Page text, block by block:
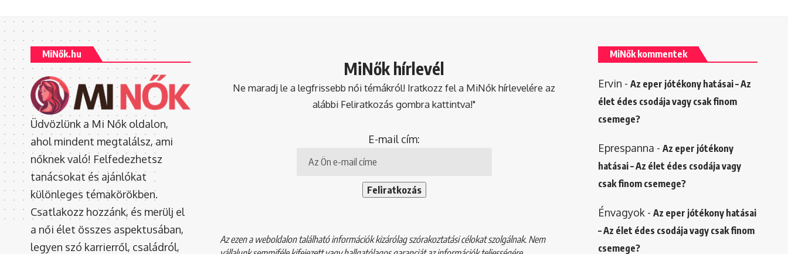
MiNők.hu
Üdvözlünk a Mi Nők oldalon,
ahol mindent megtalálsz, ami
nőknek való! Felfedezhetsz
tanácsokat és ajánlókat
különleges témakörökben.
Csatlakozz hozzánk, és merülj el
a női élet összes aspektusában,
legyen szó karrierről, családról,
MiNők hírlevél
Ne maradj le a legfrissebb női témákról! Iratkozz fel a MiNők hírlevelére az
alábbi Feliratkozás gombra kattintva!"
E-mail cím:
Az ezen a weboldalon található információk kizárólag szórakoztatási célokat szolgálnak. Nem
MiNők kommentek
Ervin - Az eper jótékony hatásai – Az
élet édes csodája vagy csak finom
csemege?
Eprespanna - Az eper jótékony
hatásai – Az élet édes csodája vagy
csak finom csemege?
Énvagyok- Az eper jótékony hatásai
– Az élet édes csodája vagy csak finom
csemege?